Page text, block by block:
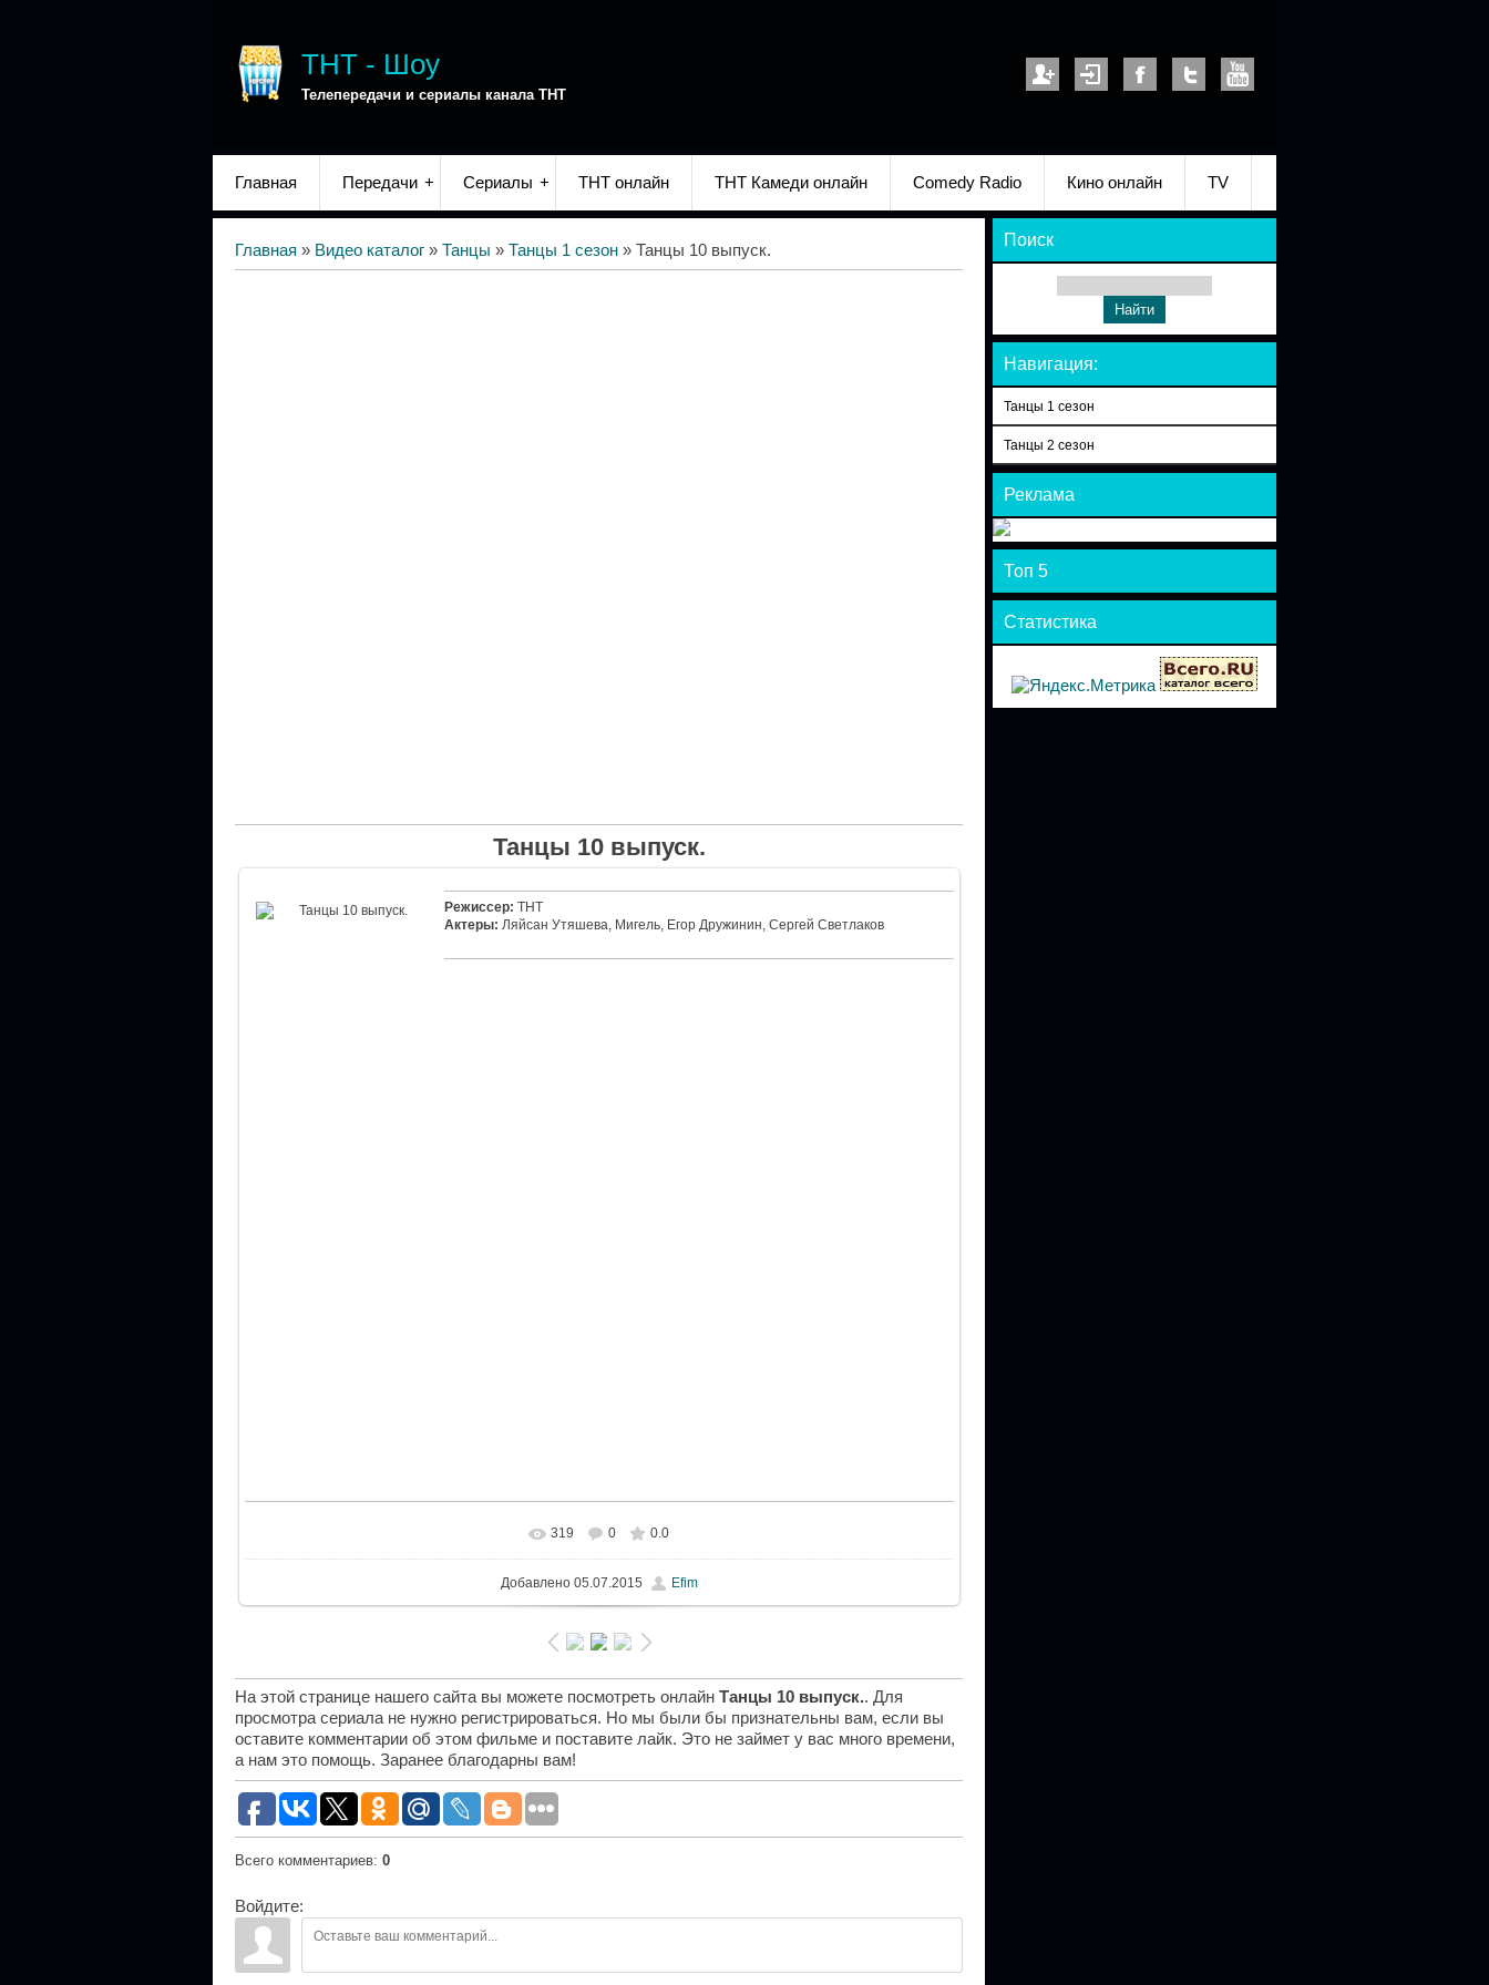
ТНТ - Шоу
Телепередачи и сериалы канала ТНТ
Главная Передачи Сериалы ТНТ онлайн ТНТ Камеди онлайн Comedy Radio Кино онлайн TV
Главная » Видео каталог » Танцы » Танцы 1 сезон » Танцы 10 выпуск.
Танцы 10 выпуск.
Режиссер: ТНТ
Актеры: Ляйсан Утяшева, Мигель, Егор Дружинин, Сергей Светлаков
319 0 0.0
Добавлено05.07.2015 Efim
На этой странице нашего сайта вы можете посмотреть онлайн Танцы 10 выпуск.. Для
просмотра сериала не нужно регистрироваться. Но мы были бы признательны вам, если вы
оставите комментарии об этом фильме и поставите лайк. Это не займет у вас много времени,
а нам это помощь. Заранее благодарны вам!
Всего комментариев: 0
Войдите:
Поиск
Навигация:
Танцы 1 сезон
Танцы 2 сезон
Реклама
Топ 5
Статистика